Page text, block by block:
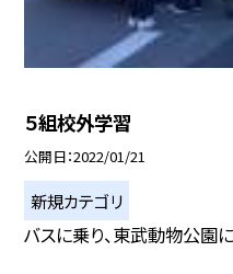
５組校外学習
公開日 2022/01/21
新規カテゴリ
バスに乗り、東武動物公園